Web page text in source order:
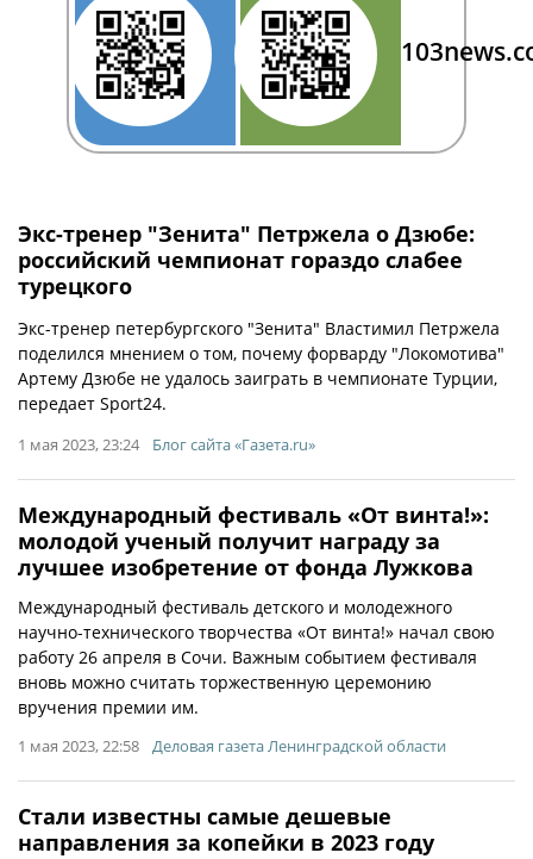
Экс-тренер "Зенита" Петржела о Дзюбе:
российский чемпионат гораздо слабее
турецкого
Экс-тренер петербургского "Зенита" Властимил Петржела
поделился мнением о том, почему форварду "Локомотива"
Артему Дзюбе не удалось заиграть в чемпионате Турции,
передает Sport24.
1 мая 2023, 23:24 Блог сайта «Газета.ru»
Международный фестиваль «От винта!»:
молодой ученый получит награду за
лучшее изобретение от фонда Лужкова
Международный фестиваль детского и молодежного
научно-технического творчества «От винта!» начал свою
работу 26 апреля в Сочи. Важным событием фестиваля
вновь можно считать торжественную церемонию
вручения премии им.
1 мая 2023, 22:58 Деловая газета Ленинградской области
Стали известны самые дешевые
направления за копейки в 2023 году